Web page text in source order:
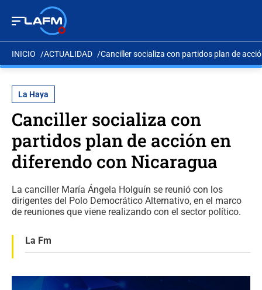
INICIO ACTUALIDAD Canciller socializa con partidos plan de
La Haya
Canciller socializa con
partidos plan de acción en
diferendo con Nicaragua
La canciller María Ángela Holguín se reunió con los
dirigentes del Polo Democrático Alternativo, en el marco
de reuniones que viene realizando con el sector político.
La Fm